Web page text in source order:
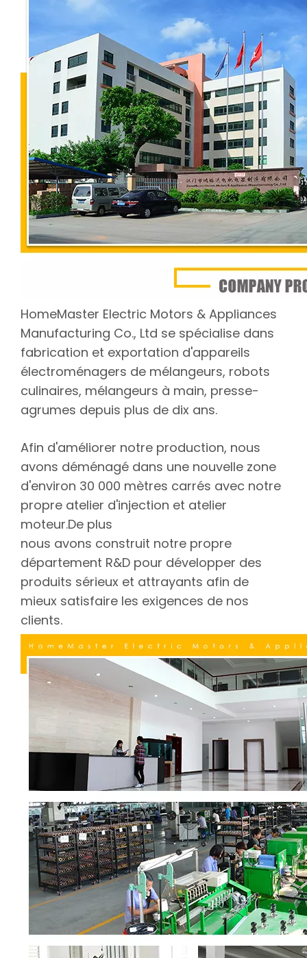
HomeMaster Electric Motors & Appliances
Manufacturing Co., Ltd se spécialise dans
fabrication et exportation d'appareils
électroménagers de mélangeurs, robots
culinaires, mélangeurs à main, presse-
agrumes depuis plus de dix ans.
Afin d'améliorer notre production, nous
avons déménagé dans une nouvelle zone
d'environ 30 000 mètres carrés avec notre
propre atelier d'injection et atelier
moteur.De plus
nous avons construit notre propre
département R&D pour développer des
produits sérieux et attrayants afin de
mieux satisfaire les exigences de nos
clients.